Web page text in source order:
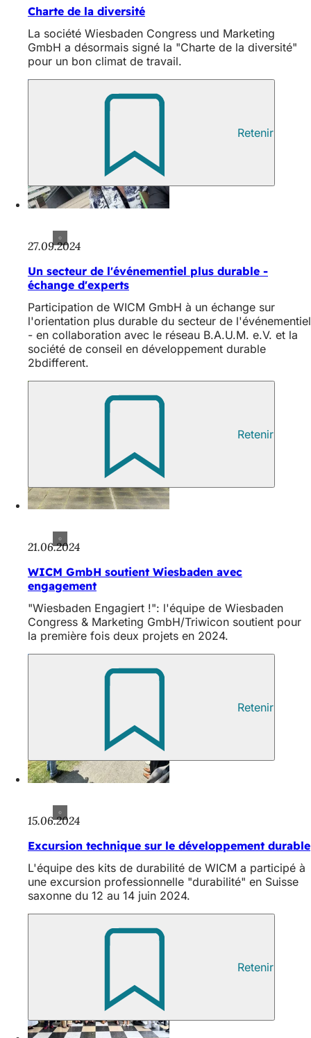
Charte de la diversité
La société Wiesbaden Congress und Marketing
GmbH a désormais signé la "Charte de la diversité"
pour un bon climat de travail.
Retenir
27.09.2024
Un secteur de l'événementiel plus durable -
échange d'experts
Participation de WICM GmbH à un échange sur
l'orientation plus durable du secteur de l'événementiel
- en collaboration avec le réseau B.A.U.M. e.V. et la
société de conseil en développement durable
2bdifferent.
Retenir
21.06.2024
WICM GmbH soutient Wiesbaden avec
engagement
"Wiesbaden Engagiert !": l'équipe de Wiesbaden
Congress & Marketing GmbH/Triwicon soutient pour
la première fois deux projets en 2024.
Retenir
15.06.2024
Excursion technique sur le développement durable
L'équipe des kits de durabilité de WICM a participé à
une excursion professionnelle "durabilité" en Suisse
saxonne du 12 au 14 juin 2024.
Retenir